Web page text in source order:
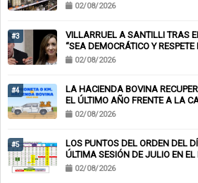
02/08/2026
#3
VILLARRUEL A SANTILLI TRAS
“SEA DEMOCRÁTICO Y
02/08/2026
#4
LA HACIENDA BOVINA
EL ÚLTIMO AÑO FRENTE A LA
02/08/2026
#5
LOS PUNTOS DEL ORDEN DEL
ÚLTIMA SESIÓN DE JULIO EN
02/08/2026